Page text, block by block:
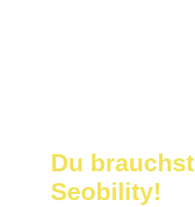
Du brauchst
Seobility!